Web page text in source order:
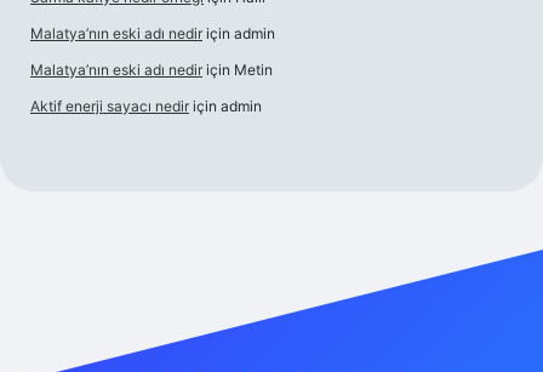
Malatya’nın eski adı nedir için admin
Malatya’nın eski adı nedir için Metin
Aktif enerji sayacı nedir için admin